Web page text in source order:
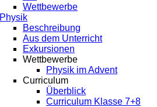
Wettbewerbe
Physik
Beschreibung
Aus dem Unterricht
Exkursionen
Wettbewerbe
Physik im Advent
Curriculum
Überblick
Curriculum Klasse 7+8